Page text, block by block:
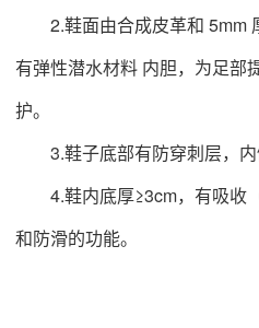
2.鞋面由合成皮革和 5mm
有弹性潜水材料 内胆，为足部
护。
3.鞋子底部有防穿刺层，内
4.鞋内底厚≥3cm，有吸收
和防滑的功能。